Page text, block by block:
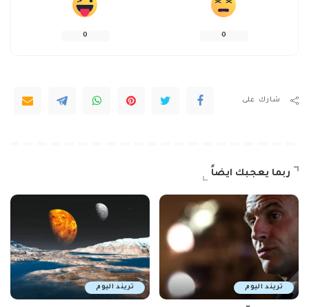
0
0
شارك على
ربما يعجبك ايضاً
تريند اليوم تريند اليوم